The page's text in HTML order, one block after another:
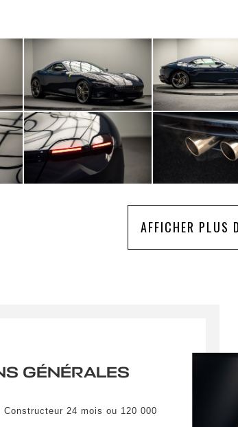
AFFICHER PLUS
GÉNÉRALES
24 mois ou 120 000